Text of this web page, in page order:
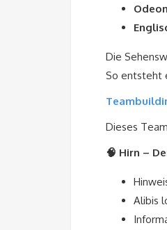
Die
So entsteht
Dieses
🧠 Hirn –
Alibis